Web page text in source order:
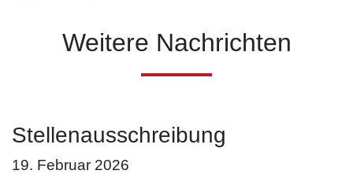
Weitere Nachrichten
Stellenausschreibung
19. Februar 2026